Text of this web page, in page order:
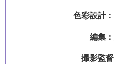
色彩設計
編集
撮影監